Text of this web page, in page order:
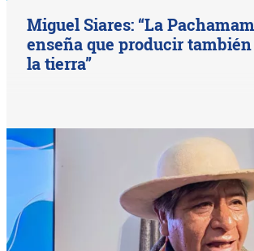
Miguel Siares: “La
enseña que producir
la tierra”